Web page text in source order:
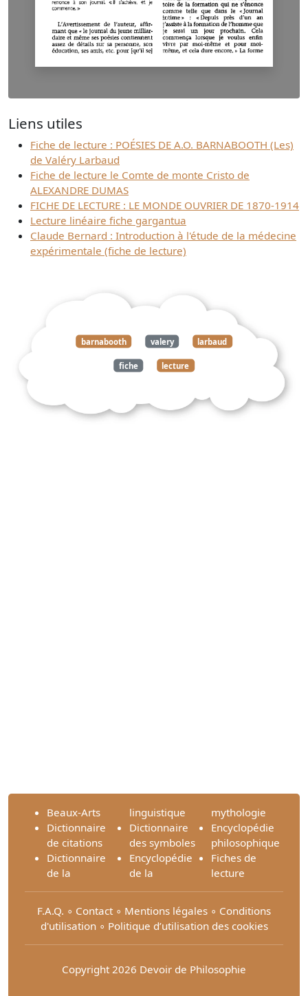
Liens utiles
Fiche de lecture : POÉSIES DE A.O. BARNABOOTH (Les)
de Valéry Larbaud
Fiche de lecture le Comte de monte Cristo de
ALEXANDRE DUMAS
FICHE DE LECTURE : LE MONDE OUVRIER DE 1870-1914
Lecture linéaire fiche gargantua
Claude Bernard : Introduction à l'étude de la médecine
expérimentale (fiche de lecture)
barnabooth valery larbaud
fiche lecture
Beaux-Arts
Dictionnaire
de citations
Dictionnaire
de la
linguistique
Dictionnaire
des symboles
Encyclopédie
de la
mythologie
Encyclopédie
philosophique
Fiches de
lecture
F.A.Q. ∘ Contact ∘ Mentions légales ∘ Conditions
d'utilisation∘ Politique d’utilisation des cookies
Copyright 2026 Devoir de Philosophie